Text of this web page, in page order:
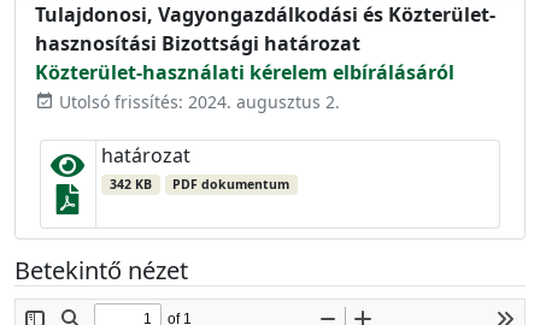
Tulajdonosi, Vagyongazdálkodási és Közterület-
hasznosítási Bizottsági határozat
Közterület-használati kérelem elbírálásáról
event_available Utolsó frissítés: 2024. augusztus 2.
határozat
342 KB PDF dokumentum
Betekintő nézet